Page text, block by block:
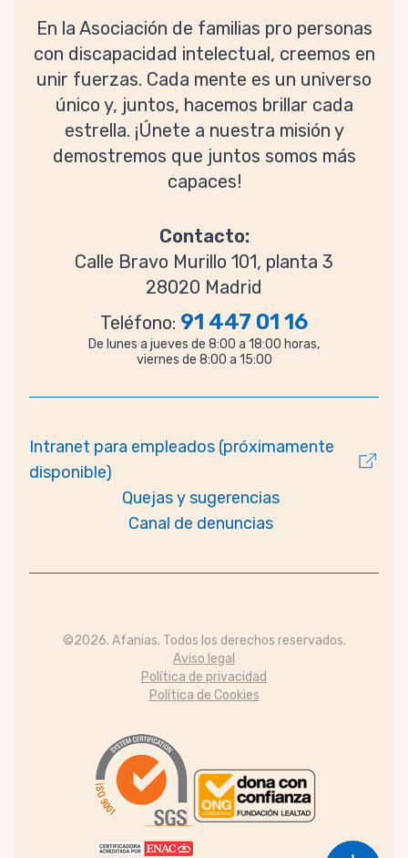
En la Asociación de familias pro personas
con discapacidad intelectual, creemos en
unir fuerzas. Cada mente es un universo
único y, juntos, hacemos brillar cada
estrella. ¡Únete a nuestra misión y
demostremos que juntos somos más
capaces!
Contacto:
Calle Bravo Murillo 101, planta 3
28020 Madrid
Teléfono: 91 447 01 16
De lunes a jueves de 8:00 a 18:00 horas,
viernes de 8:00 a 15:00
Intranet para empleados (próximamente
disponible)
Quejas y sugerencias
Canal de denuncias
©2026. Afanias. Todos los derechos reservados.
Aviso legal
Política de privacidad
Política de Cookies